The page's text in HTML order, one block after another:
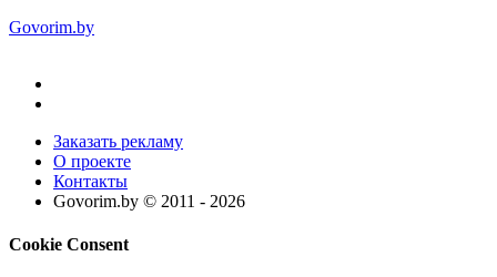
Govorim.by
Заказать рекламу
О проекте
Контакты
Govorim.by © 2011 - 2026
Cookie Consent